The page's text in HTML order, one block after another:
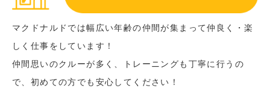
マクドナルドでは幅広い年齢の仲間が集まって仲良く・楽
しく仕事をしています！
仲間思いのクルーが多く、トレーニングも丁寧に行うの
で、初めての方でも安心してください！